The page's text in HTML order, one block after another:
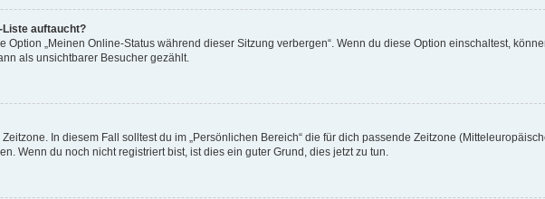
Liste auftaucht?
„Meinen Online-Status während dieser Sitzung verbergen“. Wenn du diese Option einschaltest,
als unsichtbarer Besucher gezählt.
In diesem Fall solltest du im „Persönlichen Bereich“ die für dich passende Zeitzone
Wenn du noch nicht registriert bist, ist dies ein guter Grund, dies jetzt zu tun.